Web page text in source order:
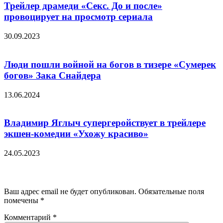
Трейлер драмеди «Секс. До и после»
провоцирует на просмотр сериала
30.09.2023
Люди пошли войной на богов в тизере «Сумерек
богов» Зака Снайдера
13.06.2024
Владимир Яглыч супергеройствует в трейлере
экшен-комедии «Ухожу красиво»
24.05.2023
Ваш адрес email не будет опубликован. Обязательные поля
помечены *
Комментарий *